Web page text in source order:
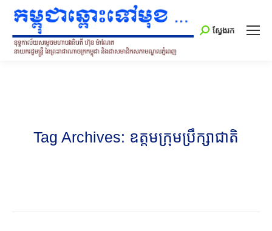
Search:
ស្វែងរក
Tag Archives: ឧត្តមក្រុមប្រឹក្សាជាតិ